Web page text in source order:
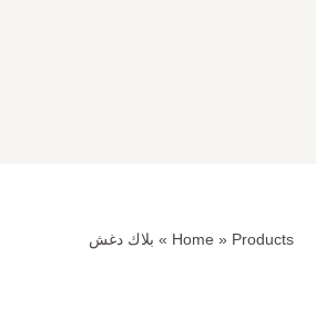
Home » Products
» بلاك دغش